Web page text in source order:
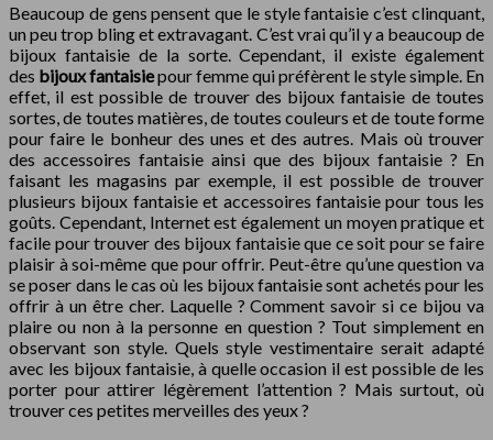
Beaucoup de gens pensent que le style fantaisie c’est clinquant,
un peu trop bling et extravagant. C’est vrai qu’il y a beaucoup de
bijoux fantaisie de la sorte. Cependant, il existe également
des bijoux fantaisiepour femme qui préfèrent le style simple. En
effet, il est possible de trouver des bijoux fantaisie de toutes
sortes, de toutes matières, de toutes couleurs et de toute forme
pour faire le bonheur des unes et des autres. Mais où trouver
des accessoires fantaisie ainsi que des bijoux fantaisie ? En
faisant les magasins par exemple, il est possible de trouver
plusieurs bijoux fantaisie et accessoires fantaisie pour tous les
goûts. Cependant, Internet est également un moyen pratique et
facile pour trouver des bijoux fantaisie que ce soit pour se faire
plaisir à soi-même que pour offrir. Peut-être qu’une question va
se poser dans le cas où les bijoux fantaisie sont achetés pour les
offrir à un être cher. Laquelle ? Comment savoir si ce bijou va
plaire ou non à la personne en question ? Tout simplement en
observant son style. Quels style vestimentaire serait adapté
avec les bijoux fantaisie, à quelle occasion il est possible de les
porter pour attirer légèrement l’attention ? Mais surtout, où
trouver ces petites merveilles des yeux ?